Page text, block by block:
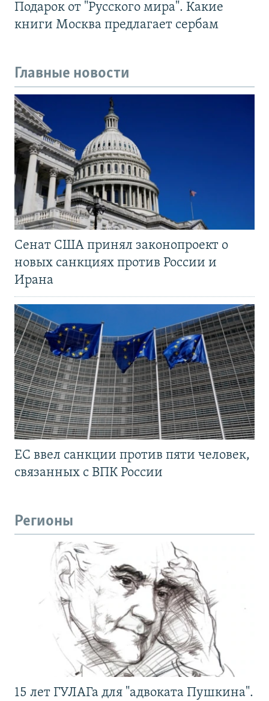
Подарок от "Русского мира". Какие
книги Москва предлагает сербам
Главные новости
Сенат США принял законопроект о
новых санкциях против России и
Ирана
ЕС ввел санкции против пяти человек,
связанных с ВПК России
Регионы
15 лет ГУЛАГа для "адвоката Пушкина".